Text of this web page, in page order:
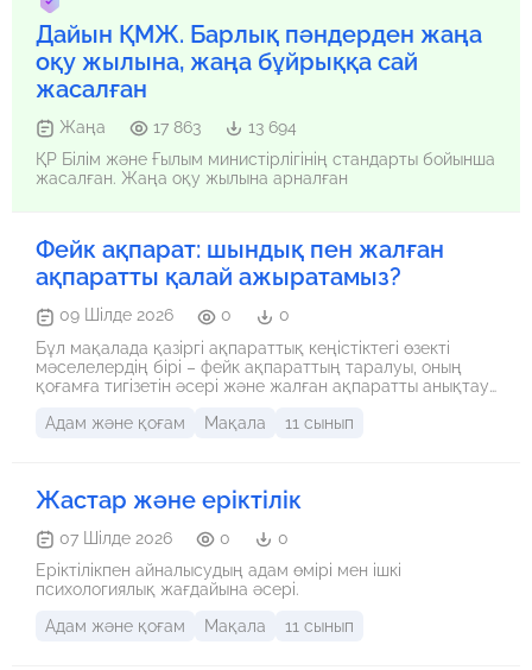
Дайын ҚМЖ. Барлық пәндерден жаңа
оқу жылына, жаңа бұйрыққа сай
жасалған
Жаңа 17 863
13 694
ҚР Білім және Ғылым министірлігінің стандарты бойынша
жасалған. Жаңа оқу жылына арналған
Фейк ақпарат: шындық пен жалған
ақпаратты қалай ажыратамыз?
09 Шілде 2026 0
0
Бұл мақалада қазіргі ақпараттық кеңістіктегі өзекті
мәселелердің бірі – фейк ақпараттың таралуы, оның
қоғамға тигізетін әсері және жалған ақпаратты анықтау
сауаттылықтың маңызы мен әрбір азаматтың ақпаратты
Адам және қоғам Мақала 11 сынып
Жастар және еріктілік
07 Шілде 2026 0
0
Еріктілікпен айналысудың адам өмірі мен ішкі
психологиялық жағдайына әсері.
Адам және қоғам
Мақала 11 сынып